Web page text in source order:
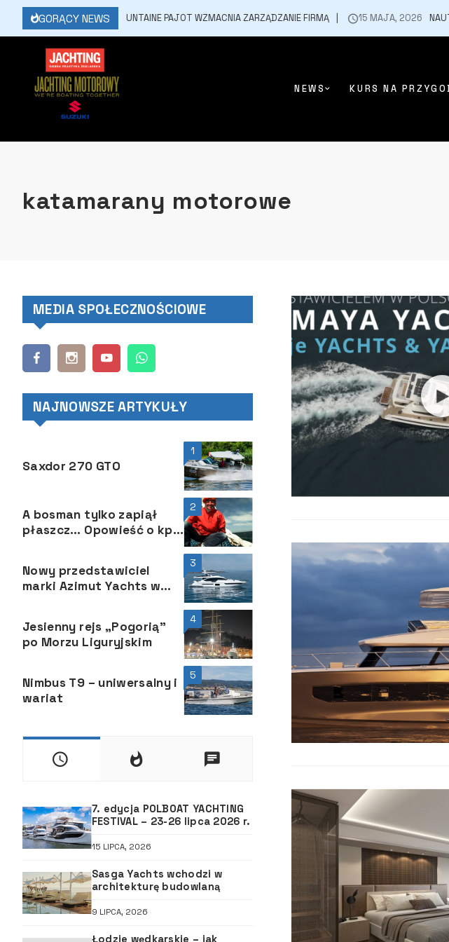
GORĄCY NEWS
6 LIPCA, 2026 FOUNTAINE PAJOT WZMACNIA ZARZĄDZANIE FIRMĄ 15 MAJA, 2026
NEWS KURS NA
katamarany motorowe
MEDIA SPOŁECZNOŚCIOWE
NAJNOWSZE ARTYKUŁY
1
Saxdor 270 GTO
2
A bosman tylko zapiął
płaszcz… Opowieść o kpt.
3
Nowy przedstawiciel
marki Azimut Yachts w
4
Jesienny rejs „Pogorią”
po Morzu Liguryjskim
5
Nimbus T9 – uniwersalny i
wariat
7. edycja POLBOAT YACHTING
FESTIVAL – 23-26 lipca 2026 r.
15 LIPCA, 2026
Sasga Yachts wchodzi w
architekturę budowlaną
9 LIPCA, 2026